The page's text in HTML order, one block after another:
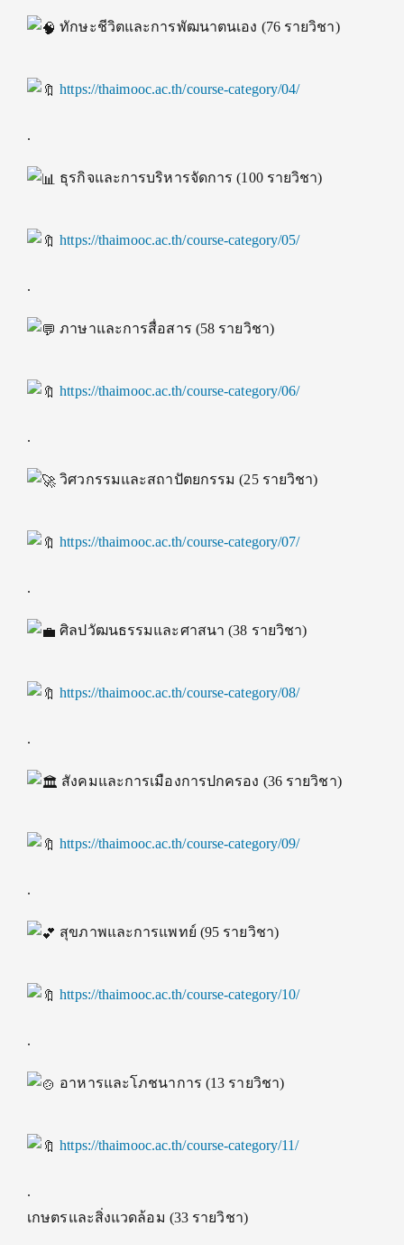
ทักษะชีวิตและการพัฒนาตนเอง (76 รายวิชา)
https://thaimooc.ac.th/course-category/04/
.
ธุรกิจและการบริหารจัดการ (100 รายวิชา)
https://thaimooc.ac.th/course-category/05/
.
ภาษาและการสื่อสาร (58 รายวิชา)
https://thaimooc.ac.th/course-category/06/
.
วิศวกรรมและสถาปัตยกรรม (25 รายวิชา)
https://thaimooc.ac.th/course-category/07/
.
ศิลปวัฒนธรรมและศาสนา (38 รายวิชา)
https://thaimooc.ac.th/course-category/08/
.
สังคมและการเมืองการปกครอง (36 รายวิชา)
https://thaimooc.ac.th/course-category/09/
.
สุขภาพและการแพทย์ (95 รายวิชา)
https://thaimooc.ac.th/course-category/10/
.
อาหารและโภชนาการ (13 รายวิชา)
https://thaimooc.ac.th/course-category/11/
.
เกษตรและสิ่งแวดล้อม (33 รายวิชา)